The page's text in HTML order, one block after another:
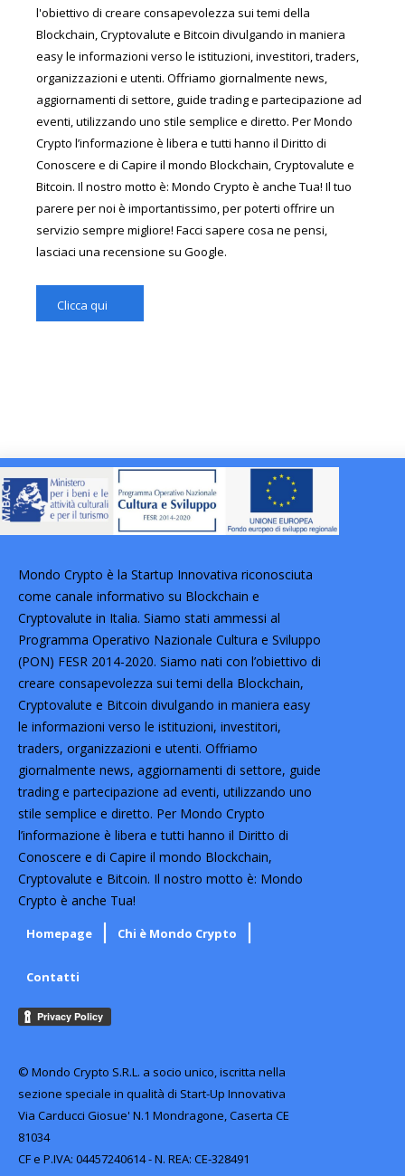
l'obiettivo di creare consapevolezza sui temi della
Blockchain, Cryptovalute e Bitcoin divulgando in maniera
easy le informazioni verso le istituzioni, investitori, traders,
organizzazioni e utenti. Offriamo giornalmente news,
aggiornamenti di settore, guide trading e partecipazione ad
eventi, utilizzando uno stile semplice e diretto. Per Mondo
Crypto l’informazione è libera e tutti hanno il Diritto di
Conoscere e di Capire il mondo Blockchain, Cryptovalute e
Bitcoin. Il nostro motto è: Mondo Crypto è anche Tua! Il tuo
parere per noi è importantissimo, per poterti offrire un
servizio sempre migliore! Facci sapere cosa ne pensi,
lasciaci una recensione su Google.
Clicca qui
Mondo Crypto è la Startup Innovativa riconosciuta
come canale informativo su Blockchain e
Cryptovalute in Italia. Siamo stati ammessi al
Programma Operativo Nazionale Cultura e Sviluppo
(PON) FESR 2014-2020. Siamo nati con l’obiettivo di
creare consapevolezza sui temi della Blockchain,
Cryptovalute e Bitcoin divulgando in maniera easy
le informazioni verso le istituzioni, investitori,
traders, organizzazioni e utenti. Offriamo
giornalmente news, aggiornamenti di settore, guide
trading e partecipazione ad eventi, utilizzando uno
stile semplice e diretto. Per Mondo Crypto
l’informazione è libera e tutti hanno il Diritto di
Conoscere e di Capire il mondo Blockchain,
Cryptovalute e Bitcoin. Il nostro motto è: Mondo
Crypto è anche Tua!
Homepage Chi è Mondo Crypto
Contatti
© Mondo Crypto S.R.L. a socio unico, iscritta nella
sezione speciale in qualità di Start-Up Innovativa
Via Carducci Giosue' N.1 Mondragone, Caserta CE
81034
CF e P.IVA: 04457240614 - N. REA: CE-328491